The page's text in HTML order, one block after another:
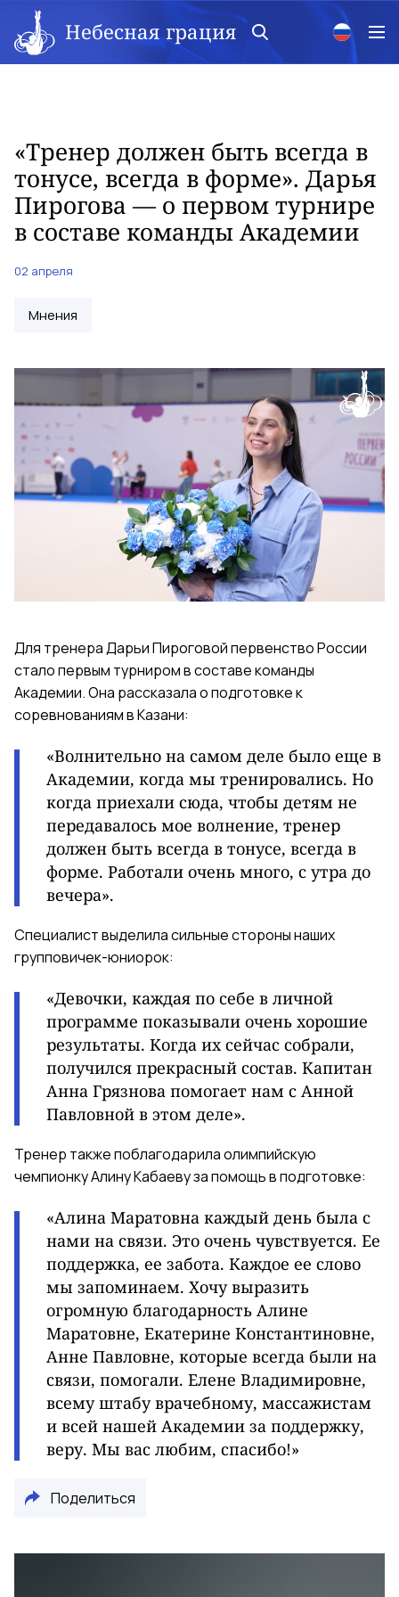
Небесная грация
«Тренер должен быть всегда в
тонусе, всегда в форме». Дарья
Пирогова — о первом турнире
в составе команды Академии
02 апреля
Мнения
Для тренера Дарьи Пироговой первенство России
стало первым турниром в составе команды
Академии. Она рассказала о подготовке к
соревнованиям в Казани:
«Волнительно на самом деле было еще в
Академии, когда мы тренировались. Но
когда приехали сюда, чтобы детям не
передавалось мое волнение, тренер
должен быть всегда в тонусе, всегда в
форме. Работали очень много, с утра до
вечера».
Специалист выделила сильные стороны наших
групповичек-юниорок:
«Девочки, каждая по себе в личной
программе показывали очень хорошие
результаты. Когда их сейчас собрали,
получился прекрасный состав. Капитан
Анна Грязнова помогает нам с Анной
Павловной в этом деле».
Тренер также поблагодарила олимпийскую
чемпионку Алину Кабаеву за помощь в подготовке:
«Алина Маратовна каждый день была с
нами на связи. Это очень чувствуется. Ее
поддержка, ее забота. Каждое ее слово
мы запоминаем. Хочу выразить
огромную благодарность Алине
Маратовне, Екатерине Константиновне,
Анне Павловне, которые всегда были на
связи, помогали. Елене Владимировне,
всему штабу врачебному, массажистам
и всей нашей Академии за поддержку,
веру. Мы вас любим, спасибо!»
Поделиться